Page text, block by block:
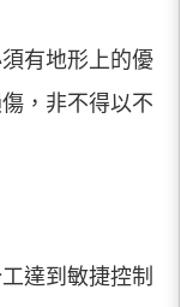
有地形上的優
，非不得以不
達到敏捷控制